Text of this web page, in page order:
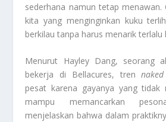
sederhana namun tetap menawan.
kita yang menginginkan kuku
berkilau tanpa harus menarik terlalu
Menurut Hayley Dang, seorang
bekerja di Bellacures, tren
pesat karena gayanya yang
mampu memancarkan
menjelaskan bahwa dalam